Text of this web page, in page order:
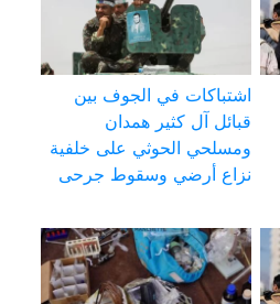
اشتباكات في الجوف بين
قبائل آل كثير همدان
ومسلحي الحوثي على خلفية
نزاع أرضي وسقوط جرحى